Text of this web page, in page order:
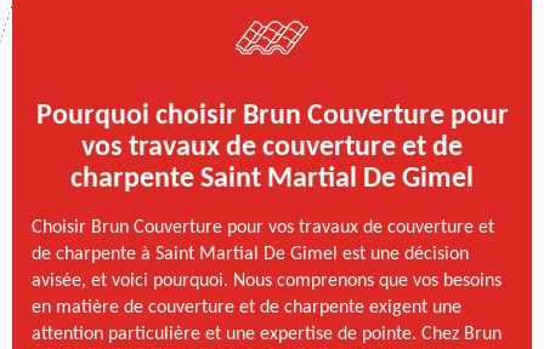
Pourquoi choisir Brun Couverture pour
vos travaux de couverture et de
charpente Saint Martial De Gimel
Choisir Brun Couverture pour vos travaux de couverture et
de charpente à Saint Martial De Gimel est une décision
avisée, et voici pourquoi. Nous comprenons que vos besoins
en matière de couverture et de charpente exigent une
attention particulière et une expertise de pointe. Chez Brun